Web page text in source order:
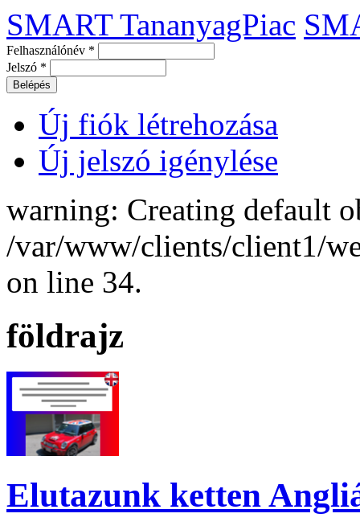
SMART TananyagPiac
Felhasználónév *
Jelszó *
Új fiók létrehozása
Új jelszó igénylése
warning: Creating default
/var/www/clients/client1/
on line 34.
földrajz
Elutazunk ketten